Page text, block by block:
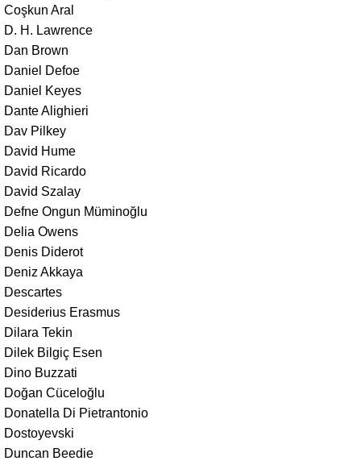
Coşkun Aral
D. H. Lawrence
Dan Brown
Daniel Defoe
Daniel Keyes
Dante Alighieri
Dav Pilkey
David Hume
David Ricardo
David Szalay
Defne Ongun Müminoğlu
Delia Owens
Denis Diderot
Deniz Akkaya
Descartes
Desiderius Erasmus
Dilara Tekin
Dilek Bilgiç Esen
Dino Buzzati
Doğan Cüceloğlu
Donatella Di Pietrantonio
Dostoyevski
Duncan Beedie